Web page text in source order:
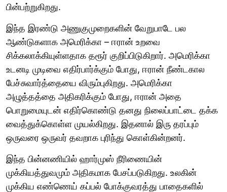
பின்பற்றுகிறது.
இந்த இரண்டு அணுகுமுறைகளின் வேறுபாடே பல
ஆண்டுகளாக அமெரிக்கா – ஈரான் உறவை
சிக்கலாக்கியுள்ளதாக தரூர் குறிப்பிடுகிறார். அமெரிக்கா
உடனடி முடிவை எதிர்பார்க்கும் போது, ஈரான் நீண்டகால
பேச்சுவார்த்தையை விரும்புகிறது. அமெரிக்கா
அழுத்தத்தை அதிகரிக்கும் போது, ஈரான் அதை
பொறுமையுடன் எதிர்கொண்டு தனது நிலைப்பாட்டை தக்க
வைத்துக்கொள்ள முயல்கிறது. இதனால் இரு தரப்பும்
ஒருவரை ஒருவர் தவறாக புரிந்து கொள்கின்றனர்.
இந்த பின்னணியில் ஹார்முஸ் நீரிணையின்
முக்கியத்துவமும் அதிகமாக பேசப்படுகிறது. உலகின்
முக்கிய எண்ணெய் கப்பல் போக்குவரத்து பாதைகளில்